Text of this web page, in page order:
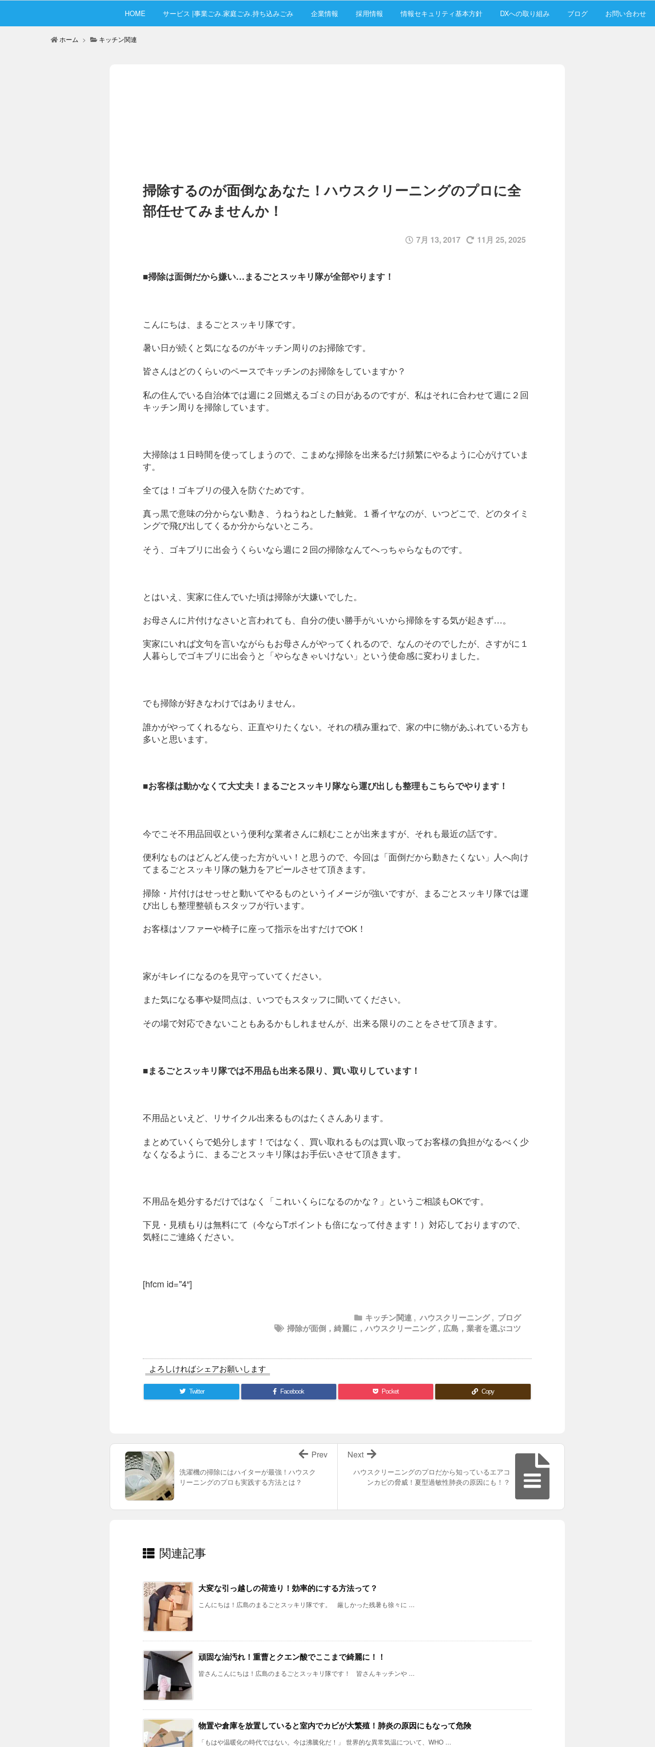
HOME サービス |事業ごみ.家庭ごみ.持ち込みごみ 企業情報 採用情報 情報セキュリティ基本方針 DXへの取り組み ブログ お問い合わせ
ホーム > キッチン関連
掃除するのが面倒なあなた！ハウスクリーニングのプロに全
部任せてみませんか！
7月 13, 2017 11月 25, 2025
■掃除は面倒だから嫌い…まるごとスッキリ隊が全部やります！
こんにちは、まるごとスッキリ隊です。
暑い日が続くと気になるのがキッチン周りのお掃除です。
皆さんはどのくらいのペースでキッチンのお掃除をしていますか？
私の住んでいる自治体では週に２回燃えるゴミの日があるのですが、私はそれに合わせて週に２回
キッチン周りを掃除しています。
大掃除は１日時間を使ってしまうので、こまめな掃除を出来るだけ頻繁にやるように心がけていま
す。
全ては！ゴキブリの侵入を防ぐためです。
真っ黒で意味の分からない動き、うねうねとした触覚。１番イヤなのが、いつどこで、どのタイミ
ングで飛び出してくるか分からないところ。
そう、ゴキブリに出会うくらいなら週に２回の掃除なんてへっちゃらなものです。
とはいえ、実家に住んでいた頃は掃除が大嫌いでした。
お母さんに片付けなさいと言われても、自分の使い勝手がいいから掃除をする気が起きず…。
実家にいれば文句を言いながらもお母さんがやってくれるので、なんのそのでしたが、さすがに１
人暮らしでゴキブリに出会うと「やらなきゃいけない」という使命感に変わりました。
でも掃除が好きなわけではありません。
誰かがやってくれるなら、正直やりたくない。それの積み重ねで、家の中に物があふれている方も
多いと思います。
■お客様は動かなくて大丈夫！まるごとスッキリ隊なら運び出しも整理もこちらでやります！
今でこそ不用品回収という便利な業者さんに頼むことが出来ますが、それも最近の話です。
便利なものはどんどん使った方がいい！と思うので、今回は「面倒だから動きたくない」人へ向け
てまるごとスッキリ隊の魅力をアピールさせて頂きます。
掃除・片付けはせっせと動いてやるものというイメージが強いですが、まるごとスッキリ隊では運
び出しも整理整頓もスタッフが行います。
お客様はソファーや椅子に座って指示を出すだけでOK！
家がキレイになるのを見守っていてください。
また気になる事や疑問点は、いつでもスタッフに聞いてください。
その場で対応できないこともあるかもしれませんが、出来る限りのことをさせて頂きます。
■まるごとスッキリ隊では不用品も出来る限り、買い取りしています！
不用品といえど、リサイクル出来るものはたくさんあります。
まとめていくらで処分します！ではなく、買い取れるものは買い取ってお客様の負担がなるべく少
なくなるように、まるごとスッキリ隊はお手伝いさせて頂きます。
不用品を処分するだけではなく「これいくらになるのかな？」というご相談もOKです。
下見・見積もりは無料にて（今ならTポイントも倍になって付きます！）対応しておりますので、
気軽にご連絡ください。
[hfcm id="4″]
キッチン関連 , ハウスクリーニング , ブログ
掃除が面倒，綺麗に，ハウスクリーニング，広島，業者を選ぶコツ
よろしければシェアお願いします
Twitter Facebook Pocket Copy
ハウスクリーニングのプロだから知っているエアコ
ンカビの脅威！夏型過敏性肺炎の原因にも！？
Next
洗濯機の掃除にはハイターが最強！ハウスク
リーニングのプロも実践する方法とは？
Prev
関連記事
大変な引っ越しの荷造り！効率的にする方法って？
こんにちは！広島のまるごとスッキリ隊です。 厳しかった残暑も徐々に ...
頑固な油汚れ！重曹とクエン酸でここまで綺麗に！！
皆さんこんにちは！広島のまるごとスッキリ隊です！ 皆さんキッチンや ...
物置や倉庫を放置していると室内でカビが大繁殖！肺炎の原因にもなって危険
「もはや温暖化の時代ではない。今は沸騰化だ！」 世界的な異常気温について、WHO ...